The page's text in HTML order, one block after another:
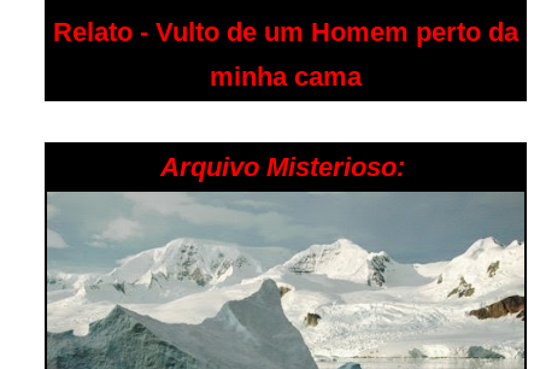
Relato - Vulto de um Homem perto da
minha cama
Arquivo Misterioso: